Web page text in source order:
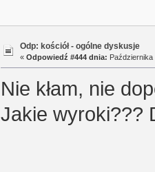
Odp: kościół - ogólne dyskusje
« Odpowiedź #444 dnia: Października
Nie kłam, nie
Jakie wyroki???